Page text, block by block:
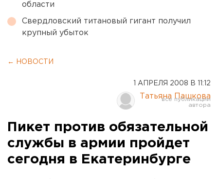
области
Свердловский титановый гигант получил
крупный убыток
← НОВОСТИ
1 АПРЕЛЯ 2008 В 11:12
Татьяна Пашкова
Пикет против обязательной
службы в армии пройдет
сегодня в Екатеринбурге